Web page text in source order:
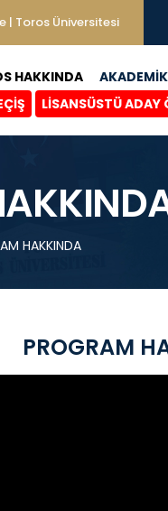
| Toros Üniversitesi
HAKKINDA AKADEMİK
LİSANSÜSTÜ ADAY
HAKKINDA
PROGRAM